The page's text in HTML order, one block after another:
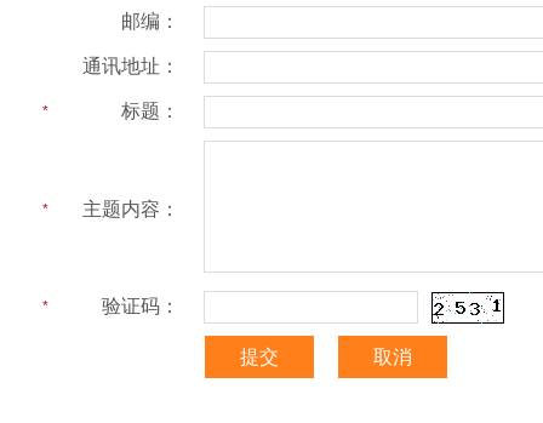
邮编：
通讯地址：
* 标题：
* 主题内容：
* 验证码：